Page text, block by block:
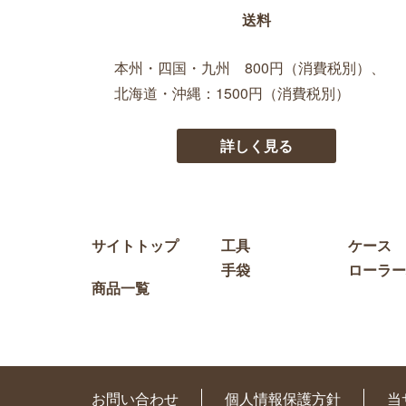
送料
本州・四国・九州 800円（消費税別）、
北海道・沖縄：1500円（消費税別）
詳しく見る
サイトトップ
商品一覧
工具
ケース
手袋
ローラ
お問い合わせ 個人情報保護方針 当